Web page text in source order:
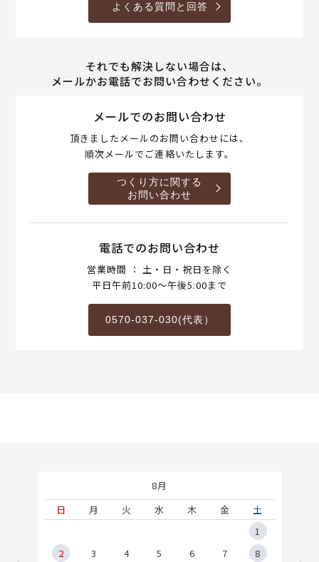
よくある質問と回答
それでも解決しない場合は、
メールかお電話でお問い合わせください。
メールでのお問い合わせ
頂きましたメールのお問い合わせには、
順次メールでご連絡いたします。
つくり方に関する
お問い合わせ
電話でのお問い合わせ
営業時間 ： 土・日・祝日を除く
平日午前10:00～午後5:00まで
0570-037-030(代表）
8月
日
月 火 水 木 金
土
1
2
3 4 5 6 7
8